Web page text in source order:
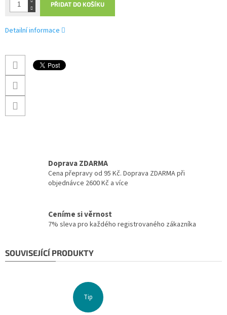
PŘIDAT DO KOŠÍKU
Detailní informace
Doprava ZDARMA
Cena přepravy od 95 Kč. Doprava ZDARMA při
objednávce 2600 Kč a více
Ceníme si věrnost
7% sleva pro každého registrovaného zákazníka
SOUVISEJÍCÍ PRODUKTY
Tip